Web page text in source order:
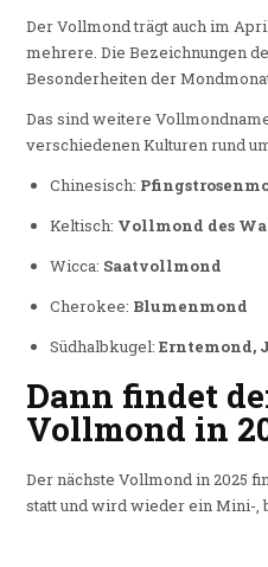
Der Vollmond trägt auch im
mehrere. Die Bezeichnungen
Besonderheiten der
Das sind weitere
verschiedenen Kulturen rund
Chinesisch:
Keltisch: Vollmond des
Wicca: Saatvollmond
Cherokee: Blumenmond
Südhalbkugel: Erntemond,
Dann findet
Vollmond in
Der nächste Vollmond in 2025
statt und wird wieder ein Mini-,